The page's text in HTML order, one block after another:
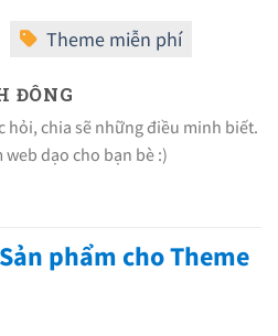
ĐÔNG
hỏi, chia sẽ những điều minh biết.
web dạo cho bạn bè :)
phẩm cho Theme